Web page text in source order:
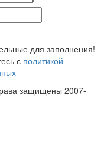
для заполнения!
с политикой
защищены 2007-